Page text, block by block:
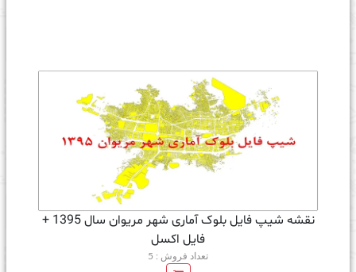
نقشه شیپ فایل بلوک آماری شهر مریوان سال 1395 +
فايل اكسل
تعداد فروش : 5